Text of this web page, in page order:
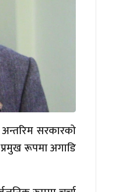
अन्तरिम सरकारकाे
रूपमा अगाडि